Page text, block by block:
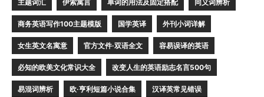
主题词汇 伊索寓言 单词的用法及固定搭配 同义词辨析
商务英语写作100主题模版 国学英译 外刊小词详解
女生英文名寓意 官方文件·双语全文 容易误译的英语
必知的欧美文化常识大全 改变人生的英语励志名言500句
易混词辨析 欧·亨利短篇小说合集 汉译英常见错误